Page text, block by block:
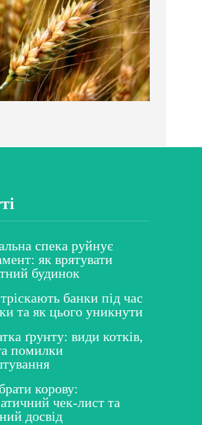
спека руйнує
як врятувати
будинок
банки під час
та як цього уникнути
ґрунту: види котків,
помилки
корову:
чек-лист та
досвід